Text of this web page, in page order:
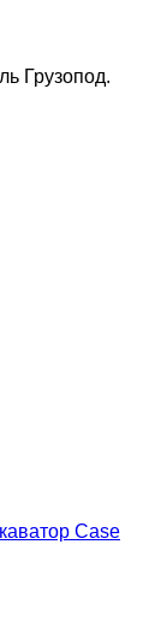
Грузопод.
Case